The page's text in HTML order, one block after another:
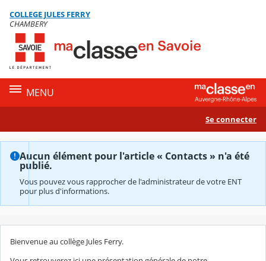
Contenu
COLLEGE JULES FERRY
CHAMBERY
MENU
Se connecter
Aucun élément pour l'article « Contacts » n'a été
publié.
Vous pouvez vous rapprocher de l'administrateur de votre ENT
pour plus d'informations.
Bienvenue au collège Jules Ferry.